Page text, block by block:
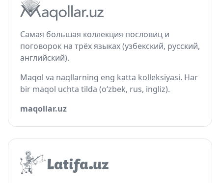
Самая большая коллекция пословиц и
поговорок на трёх языках (узбекский, русский,
английский).
Maqol va naqllarning eng katta kolleksiyasi. Har
bir maqol uchta tilda (o‘zbek, rus, ingliz).
maqollar.uz